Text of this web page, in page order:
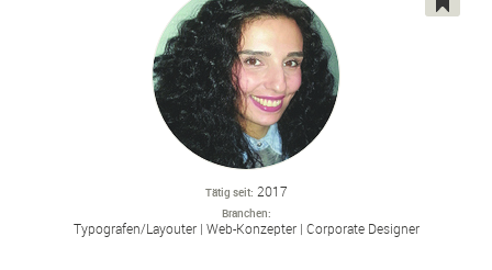
Tätig seit 2017
Branchen
Typografen/Layouter Web-Konzepter Corporate Designer